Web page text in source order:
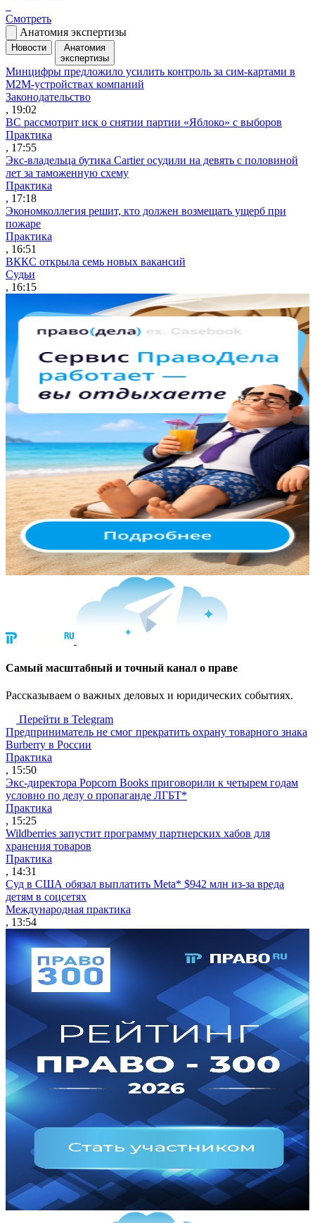
Смотреть
Анатомия экспертизы
Новости
Анатомия
экспертизы
Минцифры предложило усилить контроль за сим-картами в
M2M-устройствах компаний
Законодательство
, 19:02
ВС рассмотрит иск о снятии партии «Яблоко» с выборов
Практика
, 17:55
Экс-владельца бутика Cartier осудили на девять с половиной
лет за таможенную схему
Практика
, 17:18
Экономколлегия решит, кто должен возмещать ущерб при
пожаре
Практика
, 16:51
ВККС открыла семь новых вакансий
Судьи
, 16:15
Cамый масштабный и точный канал о праве
Рассказываем о важных деловых и юридических событиях.
Перейти в Telegram
Предприниматель не смог прекратить охрану товарного знака
Burberry в России
Практика
, 15:50
Экс-директора Popcorn Books приговорили к четырем годам
условно по делу о пропаганде ЛГБТ*
Практика
, 15:25
Wildberries запустит программу партнерских хабов для
хранения товаров
Практика
, 14:31
Суд в США обязал выплатить Meta* $942 млн из-за вреда
детям в соцсетях
Международная практика
, 13:54